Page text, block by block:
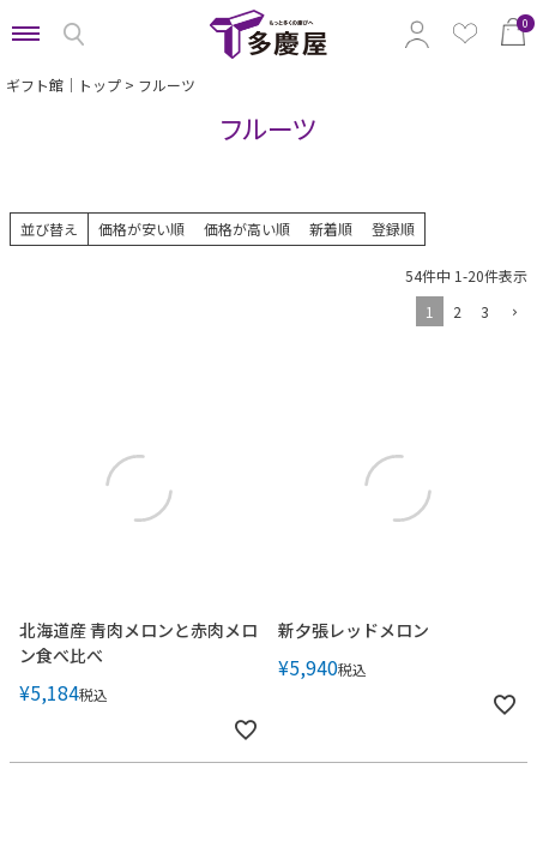
0
カテゴリから選ぶ
ギフト館｜トップ フルーツ
フルーツ
並び替え 価格が安い順 価格が高い順 新着順 登録順
54件中 1-20件表示
1
2 3
北海道産 青肉メロンと赤肉メロ
ン食べ比べ
¥5,184税込
新夕張レッドメロン
¥5,940税込